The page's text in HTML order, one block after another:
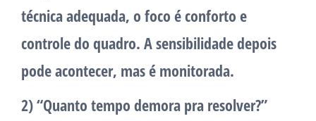
técnica adequada, o foco é conforto e
controle do quadro. A sensibilidade depois
pode acontecer, mas é monitorada.
2) “Quanto tempo demora pra resolver?”